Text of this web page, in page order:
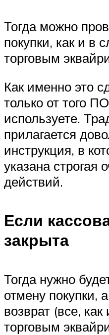
Тогда можно
покупки, как и в
торговым
Как именно это
только от того
используете.
прилагается
инструкция, в
указана строгая
действий.
Если
закрыта
Тогда нужно
отмену покупки,
возврат (все,
торговым